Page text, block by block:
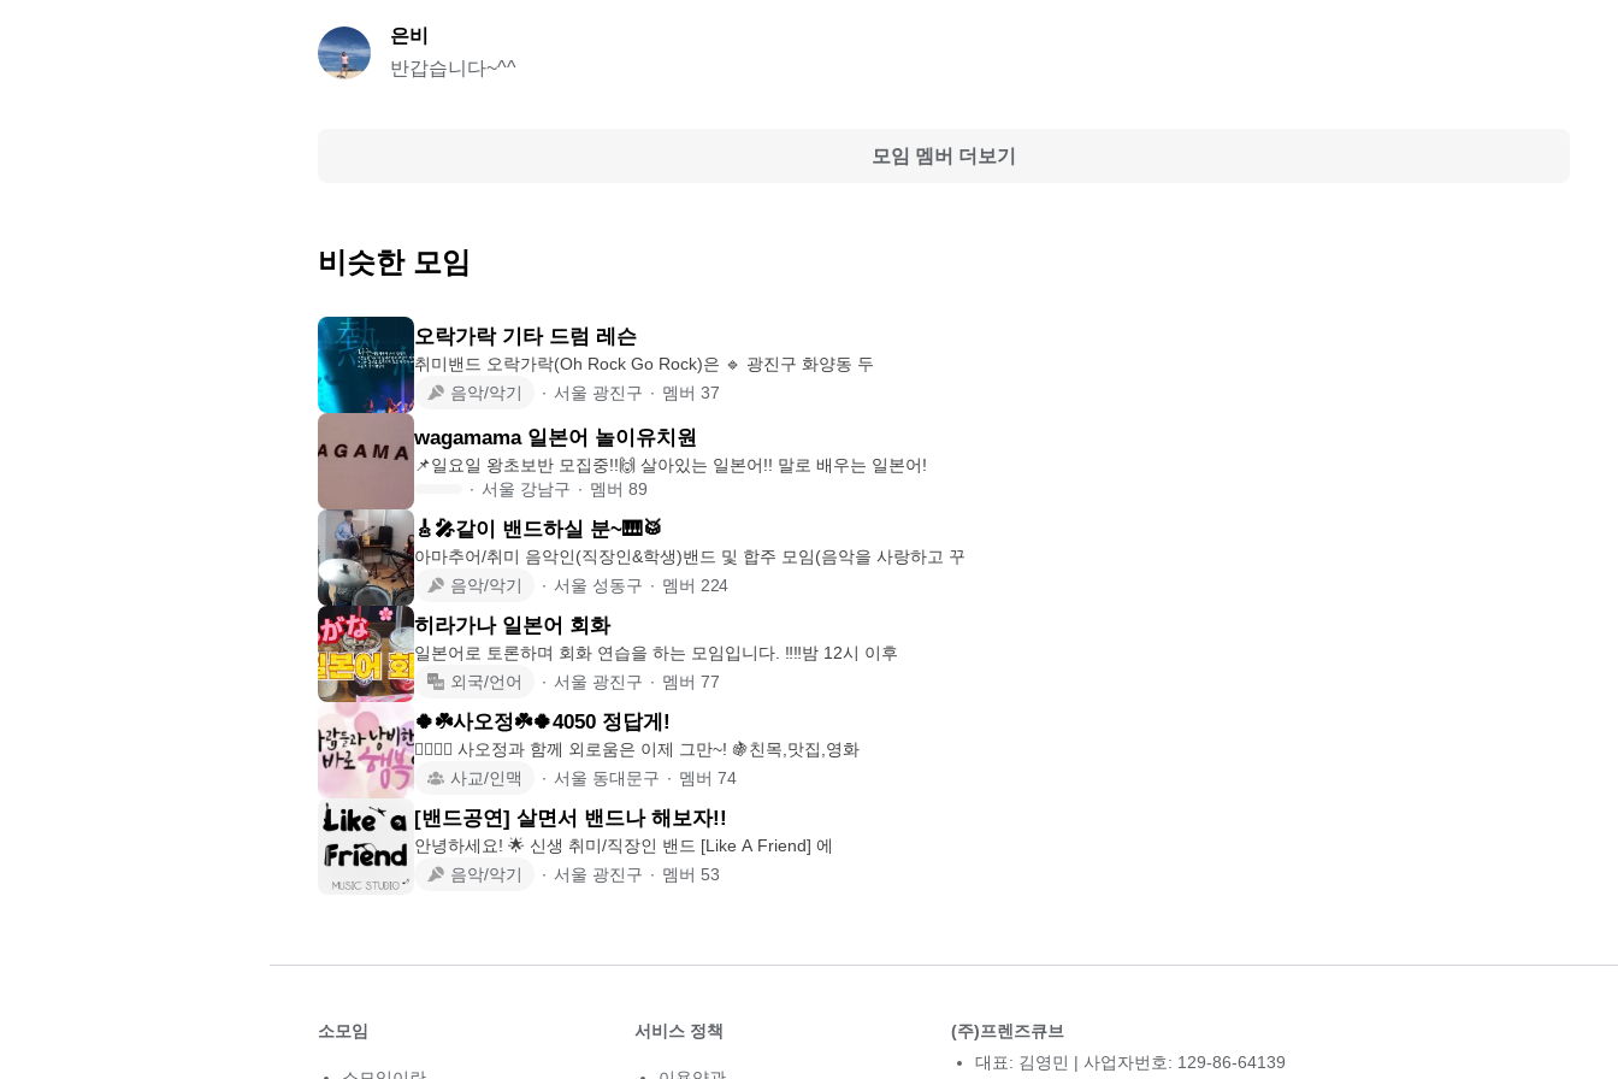
은비
반갑습니다~^^
모임 멤버 더보기
비슷한 모임
오락가락 기타 드럼 레슨
취미밴드 오락가락(Oh Rock Go Rock)은 🔹 광진구 화양동 두
음악/악기
∙ 서울 광진구 ∙ 멤버 37
wagamama 일본어 놀이유치원
📌일요일 왕초보반 모집중!!🙌 살아있는 일본어!! 말로 배우는 일본어!
∙ 서울 강남구 ∙ 멤버 89
🎸🎤같이 밴드하실 분~🎹🥁
아마추어/취미 음악인(직장인&학생)밴드 및 합주 모임(음악을 사랑하고 꾸
음악/악기
∙ 서울 성동구 ∙ 멤버 224
히라가나 일본어 회화
일본어로 토론하며 회화 연습을 하는 모임입니다. ‼️‼️밤 12시 이후
외국/언어
∙ 서울 광진구 ∙ 멤버 77
🍀☘️사오정☘️🍀4050 정답게!
👩‍❤️‍💋‍👨 사오정과 함께 외로움은 이제 그만~! 🍇친목,맛집,영화
사교/인맥
∙ 서울 동대문구 ∙ 멤버 74
[밴드공연] 살면서 밴드나 해보자!!
안녕하세요! 🌟 신생 취미/직장인 밴드 [Like A Friend] 에
음악/악기
∙ 서울 광진구 ∙ 멤버 53
소모임 서비스 정책
(주)프렌즈큐브
대표: 김영민 | 사업자번호: 129-86-64139